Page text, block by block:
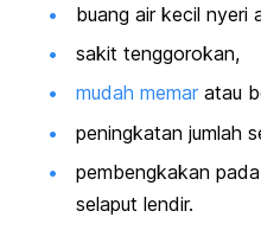
buang air kecil nyeri
sakit tenggorokan,
mudah memar atau
peningkatan jumlah
pembengkakan
selaput lendir.